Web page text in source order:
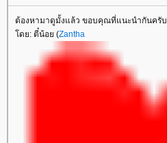
ต้องหามาดูมั้งแล้ว ขอบคุณที่แนะนำกันครับ
ดย: ตี๋น้อย (Zantha